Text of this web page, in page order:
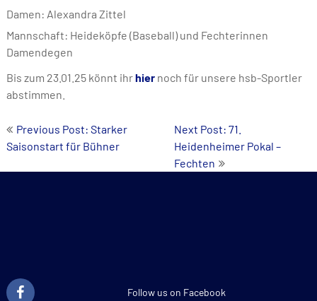
Damen: Alexandra Zittel
Mannschaft: Heideköpfe (Baseball) und Fechterinnen
Damendegen
Bis zum 23.01.25 könnt ihrhier noch für unsere hsb-Sportler
abstimmen.
Post
navigation
Previous Post: Starker
Saisonstart für Bühner
Next Post: 71.
Heidenheimer Pokal –
Fechten
Follow us on Facebook